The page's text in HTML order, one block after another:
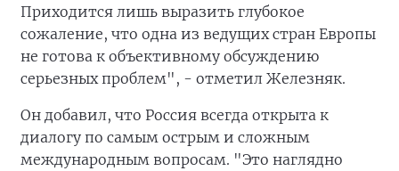
Приходится лишь выразить глубокое
сожаление, что одна из ведущих стран Европы
не готова к объективному обсуждению
серьезных проблем", - отметил Железняк.
Он добавил, что Россия всегда открыта к
диалогу по самым острым и сложным
международным вопросам. "Это наглядно